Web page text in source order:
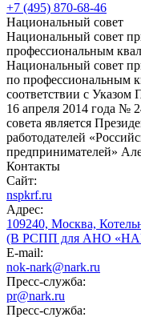
+7 (495) 870-68-46
Национальный совет
Национальный совет
профессиональным
Национальный совет
по профессиональным
соответствии с Указом
16 апреля 2014 года №
совета является
работодателей
предпринимателей»
Контакты
Сайт:
nspkrf.ru
Адрес:
109240, Москва,
(В РСПП для АНО
E-mail:
nok-nark@nark.ru
Пресс-служба:
pr@nark.ru
Пресс-служба: